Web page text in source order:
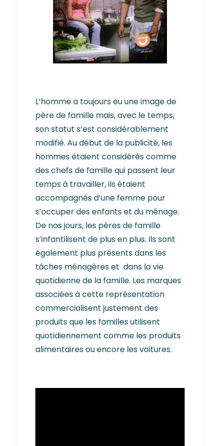
L’homme a toujours eu une image de
père de famille mais, avec le temps,
son statut s’est considérablement
modifié. Au début de la publicité, les
hommes étaient considérés comme
des chefs de famille qui passent leur
temps à travailler, ils étaient
accompagnés d’une femme pour
s’occuper des enfants et du ménage.
De nos jours, les pères de famille
s’infantilisent de plus en plus. Ils sont
également plus présents dans les
tâches ménagères et dans la vie
quotidienne de la famille. Les marques
associées à cette représentation
commercialisent justement des
produits que les familles utilisent
quotidiennement comme les produits
alimentaires ou encore les voitures.